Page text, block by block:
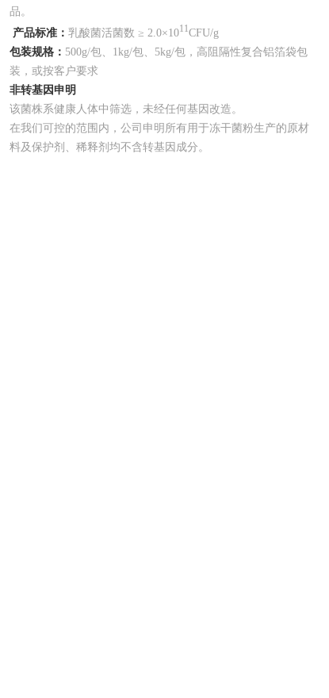
品。
产品标准：乳酸菌活菌数 ≥ 2.0×1011CFU/g
包装规格： 500g/包、1kg/包、5kg/包，高阻隔性复合铝箔袋包
装，或按客户要求
非转基因申明
该菌株系健康人体中筛选，未经任何基因改造。
在我们可控的范围内，公司申明所有用于冻干菌粉生产的原材
料及保护剂、稀释剂均不含转基因成分。